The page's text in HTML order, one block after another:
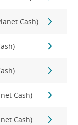
Cash)
Cash)
Cash)